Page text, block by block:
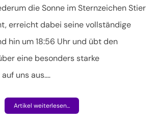
die Sonne im Sternzeichen Stier
erreicht dabei seine vollständige
hin um 18:56 Uhr und übt den
eine besonders starke
uns aus.…
Artikel weiterlesen...